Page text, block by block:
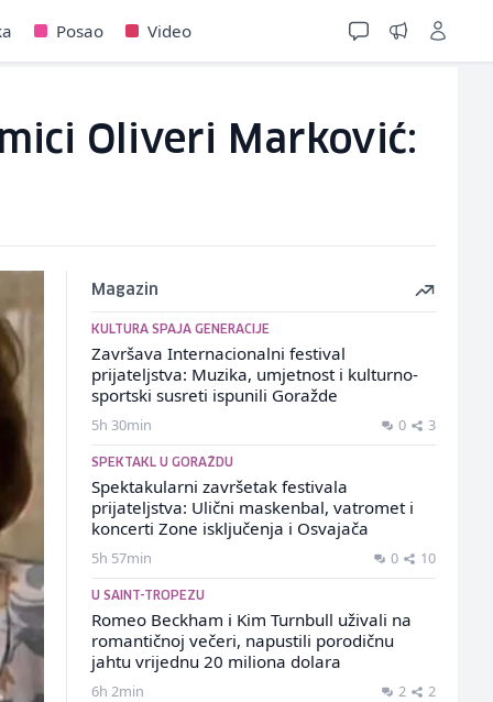
Posao Video
Oliveri Marković:
Magazin
KULTURA SPAJA GENERACIJE
Završava Internacionalni festival
prijateljstva: Muzika, umjetnost i kulturno-
sportski susreti ispunili Goražde
5h 30min 0 3
SPEKTAKL U GORAŽDU
Spektakularni završetak festivala
prijateljstva: Ulični maskenbal, vatromet i
koncerti Zone isključenja i Osvajača
5h 57min 0 10
U SAINT-TROPEZU
Romeo Beckham i Kim Turnbull uživali na
romantičnoj večeri, napustili porodičnu
jahtu vrijednu 20 miliona dolara
6h 2min 2 2